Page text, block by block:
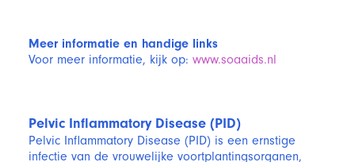
Meer informatie en handige links
Voor meer informatie, kijk op: www.soaaids.nl
Pelvic Inflammatory Disease (PID)
Pelvic Inflammatory Disease (PID) is een ernstige
infectie van de vrouwelijke voortplantingsorganen,